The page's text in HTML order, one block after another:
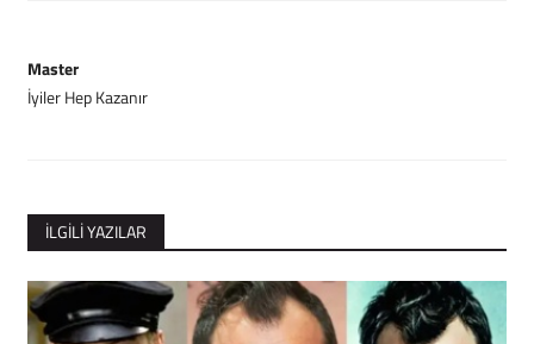
Master
İyiler Hep Kazanır
İLGILI YAZILAR